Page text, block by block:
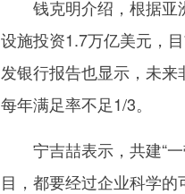
钱克明介绍，根据亚
设施投资1.7万亿美元，
发银行报告也显示，未
每年满足率不足1/3。
宁吉喆表示，共建“一
目，都要经过企业科学